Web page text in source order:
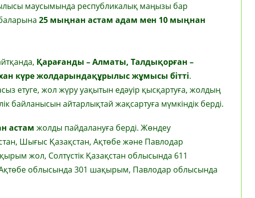
маусымында республикалық маңызы бар
25 мыңнан астам адам мен 10 мыңнан
Қарағанды – Алматы, Талдықорған –
күре жолдарындақұрылыс жұмысы бітті.
етуге, жол жүру уақытын едәуір қысқартуға, жолдың
байланысын айтарлықтай жақсартуға мүмкіндік берді.
астам жолды пайдалануға берді. Жөндеу
Шығыс Қазақстан, Ақтөбе және Павлодар
жол, Солтүстік Қазақстан облысында 611
облысында 301 шақырым, Павлодар облысында